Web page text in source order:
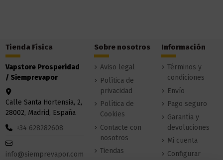
Tienda Física
Vapstore Prosperidad
/ Siemprevapor
Calle Santa Hortensia, 2,
28002, Madrid, España
+34 628282608
info@siemprevapor.com
Sobre nosotros
Aviso legal
Política de
privacidad
Política de
Cookies
Contacte con
nosotros
Tiendas
Información
Términos y
condiciones
Envío
Pago seguro
Garantía y
devoluciones
Mi cuenta
Configurar